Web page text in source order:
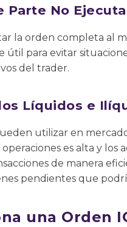
Parte No
la orden completa al
útil para evitar
del trader.
Líquidos e
utilizar en
es alta y los
de manera
pendientes que
una Orden